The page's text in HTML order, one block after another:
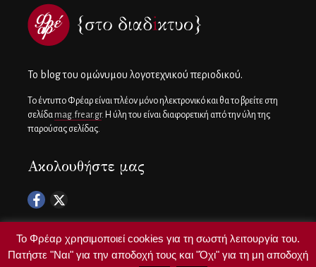
To blog του ομώνυμου λογοτεχνικού περιοδικού.
Το έντυπο Φρέαρ είναι πλέον μόνο ηλεκτρονικό και θα το βρείτε στη
σελίδα mag.frear.gr. Η ύλη του είναι διαφορετική από την ύλη της
παρούσας σελίδας.
Ακολουθήστε μας
Copyright ©frear.gr
Το Φρέαρ χρησιμοποιεί cookies για τη σωστή λειτουργία του.
Πατήστε "Ναι" για την αποδοχή τους και "Όχι" για τη μη αποδοχή